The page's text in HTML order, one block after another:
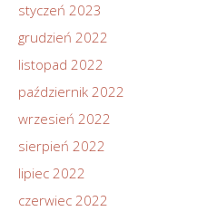
styczeń 2023
grudzień 2022
listopad 2022
październik 2022
wrzesień 2022
sierpień 2022
lipiec 2022
czerwiec 2022